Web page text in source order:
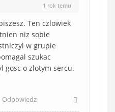
1 rok temu
Ten czlowiek
niz sobie
w grupie
szukac
gosc o zlotym sercu.
Odpowiedz